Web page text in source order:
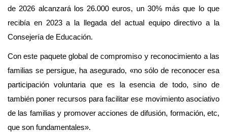
de 2026 alcanzará los 26.000 euros, un 30% más que lo que
recibía en 2023 a la llegada del actual equipo directivo a la
Consejería de Educación.
Con este paquete global de compromiso y reconocimiento a las
familias se persigue, ha asegurado, «no sólo de reconocer esa
participación voluntaria que es la esencia de todo, sino de
también poner recursos para facilitar ese movimiento asociativo
de las familias y promover acciones de difusión, formación, etc,
que son fundamentales».